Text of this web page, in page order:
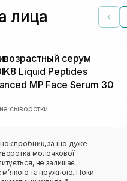
лица
серум
Liquid Peptides
MP Face Serum 30
сыворотки
пробник, за що дуже
молочкової
не залишає